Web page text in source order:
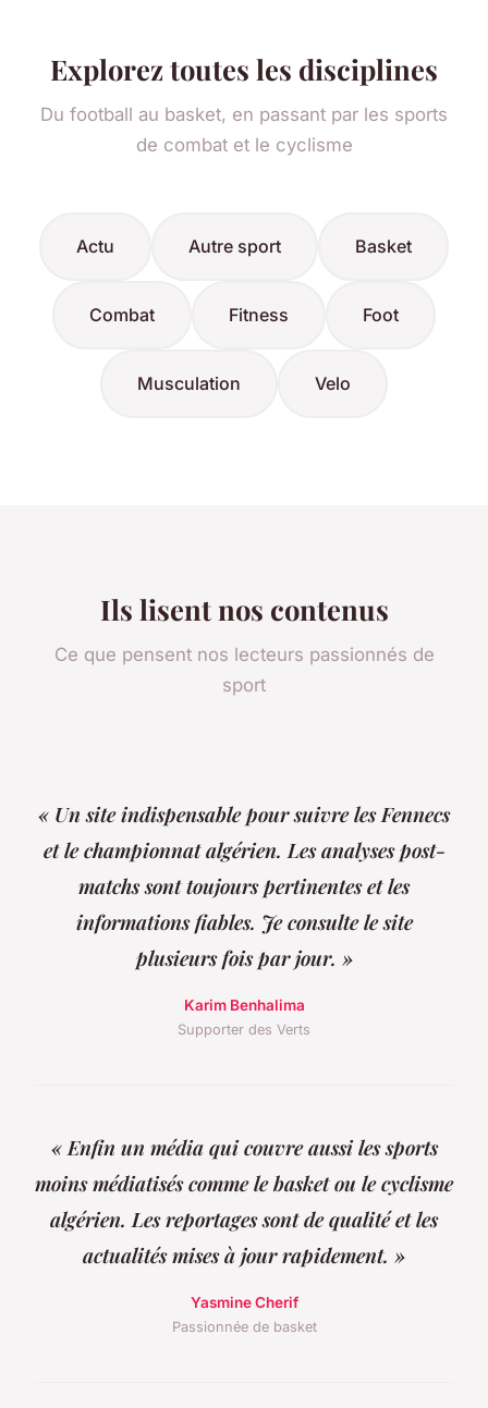
Explorez toutes les disciplines
Du football au basket, en passant par les sports
de combat et le cyclisme
Actu Autre sport Basket
Combat Fitness Foot
Musculation Velo
Ils lisent nos contenus
Ce que pensent nos lecteurs passionnés de
sport
« Un site indispensable pour suivre les Fennecs
et le championnat algérien. Les analyses post-
matchs sont toujours pertinentes et les
informations fiables. Je consulte le site
plusieurs fois par jour. »
Karim Benhalima
Supporter des Verts
« Enfin un média qui couvre aussi les sports
moins médiatisés comme le basket ou le cyclisme
algérien. Les reportages sont de qualité et les
actualités mises à jour rapidement. »
Yasmine Cherif
Passionnée de basket